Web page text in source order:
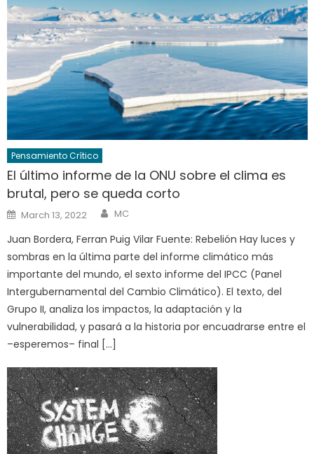
Pensamiento Crítico
El último informe de la ONU sobre el clima es
brutal, pero se queda corto
Posted
on
March 13, 2022 Author
MC
Juan Bordera, Ferran Puig Vilar Fuente: Rebelión Hay luces y
sombras en la última parte del informe climático más
importante del mundo, el sexto informe del IPCC (Panel
Intergubernamental del Cambio Climático). El texto, del
Grupo II, analiza los impactos, la adaptación y la
vulnerabilidad, y pasará a la historia por encuadrarse entre el
–esperemos– final […]